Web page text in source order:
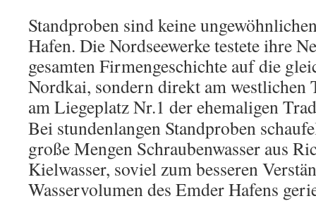
Standproben sind keine
Hafen. Die Nordseewerke testete ihre
gesamten Firmengeschichte auf die
Nordkai, sondern direkt am westlichen
am Liegeplatz Nr.1 der ehemaligen
Bei stundenlangen Standproben
große Mengen Schraubenwasser aus
Kielwasser, soviel zum besseren
Wasservolumen des Emder Hafens